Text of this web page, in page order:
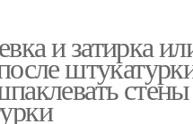
и затирка